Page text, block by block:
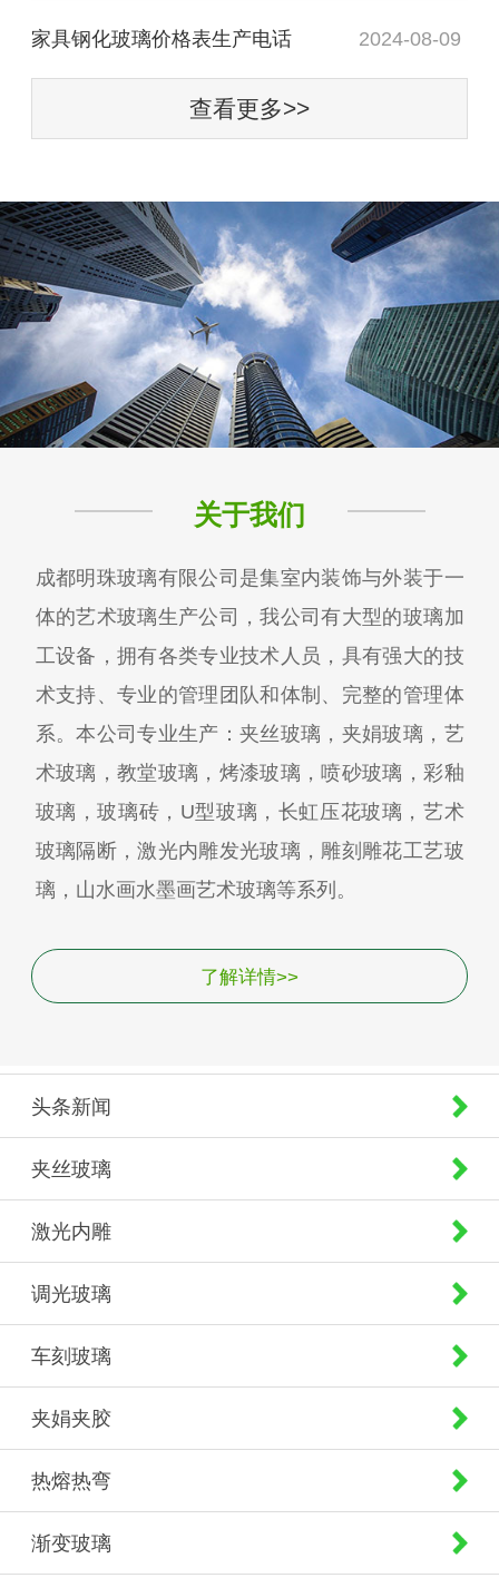
家具钢化玻璃价格表生产电话 2024-08-09
查看更多>>
关于我们
成都明珠玻璃有限公司是集室内装饰与外装于一
体的艺术玻璃生产公司，我公司有大型的玻璃加
工设备，拥有各类专业技术人员，具有强大的技
术支持、专业的管理团队和体制、完整的管理体
系。本公司专业生产：夹丝玻璃，夹娟玻璃，艺
术玻璃，教堂玻璃，烤漆玻璃，喷砂玻璃，彩釉
玻璃，玻璃砖，U型玻璃，长虹压花玻璃，艺术
玻璃隔断，激光内雕发光玻璃，雕刻雕花工艺玻
璃，山水画水墨画艺术玻璃等系列。
了解详情>>
头条新闻
夹丝玻璃
激光内雕
调光玻璃
车刻玻璃
夹娟夹胶
热熔热弯
渐变玻璃